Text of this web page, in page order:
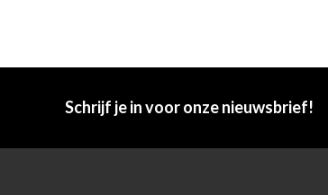
Schrijf je in voor onze nieuwsbrief!